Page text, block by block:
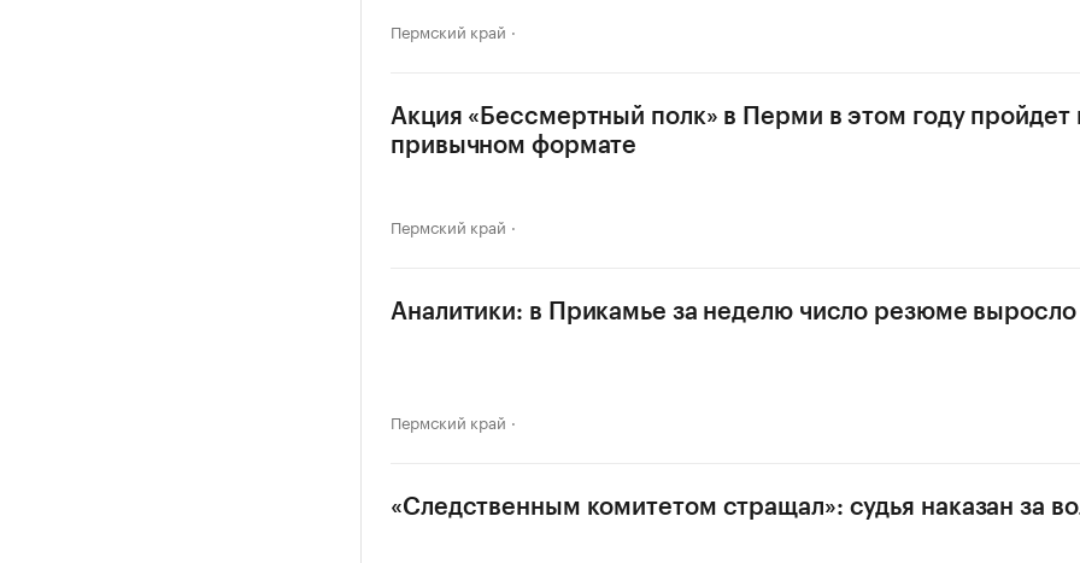
Пермский край
Акция «Бессмертный полк» в Перми в этом году пройдет
привычном формате
Пермский край
Аналитики: в Прикамье за неделю число резюме выросло
Пермский край
«Следственным комитетом стращал»: судья наказан за